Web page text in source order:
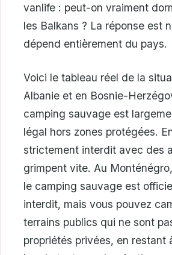
vanlife : peut-on vraiment
les Balkans ? La réponse est
dépend entièrement du pays.
Voici le tableau réel de la
Albanie et en Bosnie-
camping sauvage est
légal hors zones protégées.
strictement interdit avec des
grimpent vite. Au Monténégro,
le camping sauvage est
interdit, mais vous pouvez
terrains publics qui ne sont
propriétés privées, en restant